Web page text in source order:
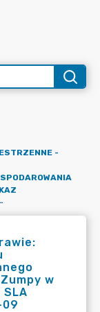
-
DZ. URZ. WOJ. SLA 2012.4557 OGŁOSZONY: 2012-11-09
w
SLA
09